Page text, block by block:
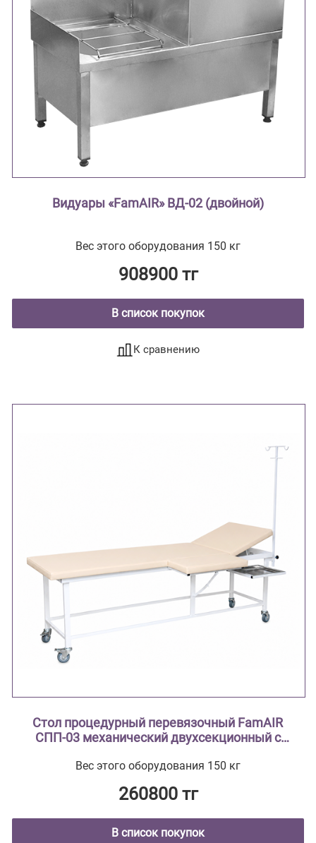
Видуары «FamAIR» ВД-02 (двойной)
Вес этого оборудования 150 кг
908900 тг
В список покупок
К сравнению
Стол процедурный перевязочный FamAIR
СПП-03 механический двухсекционный с
Вес этого оборудования 150 кг
260800 тг
В список покупок